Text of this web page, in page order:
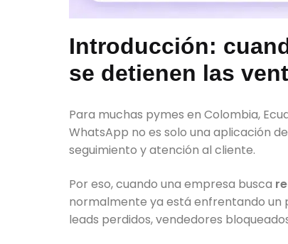
Introducción:
se detienen las
Para muchas pymes en Colombia,
WhatsApp no es solo una aplicación
seguimiento y atención al cliente.
Por eso, cuando una empresa busca
normalmente ya está enfrentando un
leads perdidos, vendedores